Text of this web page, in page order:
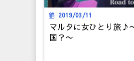
2019/03/11
マルタに女ひとり旅♪
国？〜